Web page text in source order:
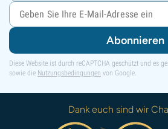
Abonnieren
Diese Website ist durch reCAPTCHA geschützt und es
sowie die Nutzungsbedingungen von Google.
Dank euch sind wir